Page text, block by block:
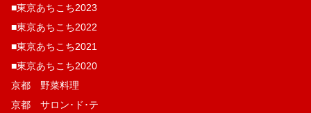
■東京あちこち2023
■東京あちこち2022
■東京あちこち2021
■東京あちこち2020
京都 野菜料理
京都 サロン･ド･テ